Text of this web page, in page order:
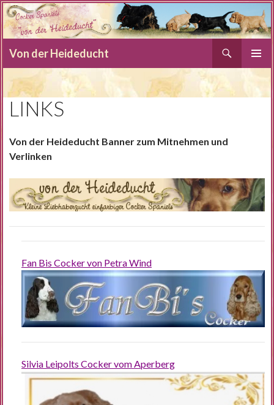
Von der Heideducht
ZUM
INHALT
LINKS
Von der Heideducht Banner zum Mitnehmen und
Verlinken
Fan Bis Cocker von Petra Wind
Silvia Leipolts Cocker vom Aperberg